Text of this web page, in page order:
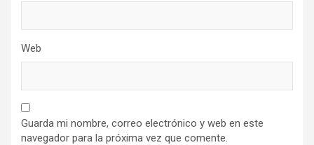
Web
Guarda mi nombre, correo electrónico y web en este
navegador para la próxima vez que comente.